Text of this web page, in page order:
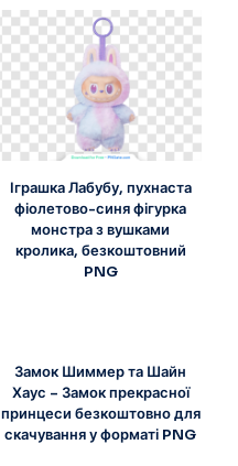
Іграшка Лабубу, пухнаста
фіолетово-синя фігурка
монстра з вушками
кролика, безкоштовний
PNG
Замок Шиммер та Шайн
Хаус – Замок прекрасної
принцеси безкоштовно для
скачування у форматі PNG